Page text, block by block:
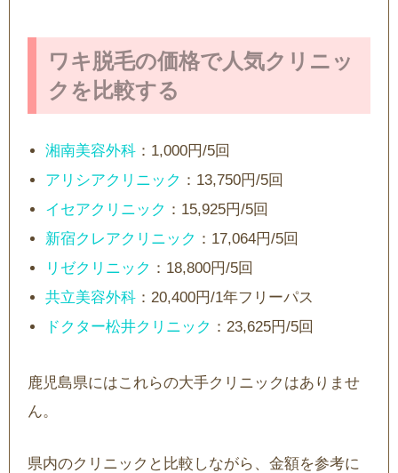
ワキ脱毛の価格で人気クリニッ
クを比較する
湘南美容外科 ：1,000円/5回
アリシアクリニック ：13,750円/5回
イセアクリニック ：15,925円/5回
新宿クレアクリニック ：17,064円/5回
リゼクリニック ：18,800円/5回
共立美容外科 ：20,400円/1年フリーパス
ドクター松井クリニック ：23,625円/5回
鹿児島県にはこれらの大手クリニックはありませ
ん。
県内のクリニックと比較しながら、金額を参考に